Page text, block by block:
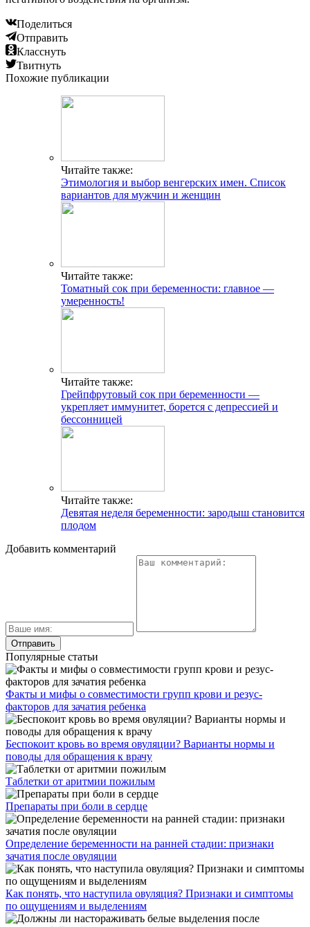
Поделиться
Отправить
Класснуть
Твитнуть
Похожие публикации
Читайте также:
Этимология и выбор венгерских имен. Список
вариантов для мужчин и женщин
Читайте также:
Томатный сок при беременности: главное —
умеренность!
Читайте также:
Грейпфрутовый сок при беременности —
укрепляет иммунитет, борется с депрессией и
бессонницей
Читайте также:
Девятая неделя беременности: зародыш становится
плодом
Добавить комментарий
Популярные статьи
Факты и мифы о совместимости групп крови и резус-
факторов для зачатия ребенка
Беспокоит кровь во время овуляции? Варианты нормы и
поводы для обращения к врачу
Таблетки от аритмии пожилым
Препараты при боли в сердце
Определение беременности на ранней стадии: признаки
зачатия после овуляции
Как понять, что наступила овуляция? Признаки и симптомы
по ощущениям и выделениям